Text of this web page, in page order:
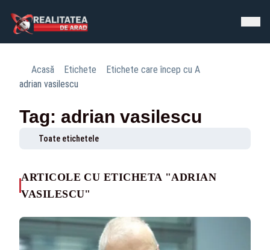
Acasă Etichete
Etichete care încep cu A
adrian vasilescu
Tag: adrian vasilescu
Toate etichetele
ARTICOLE CU ETICHETA "ADRIAN
VASILESCU"